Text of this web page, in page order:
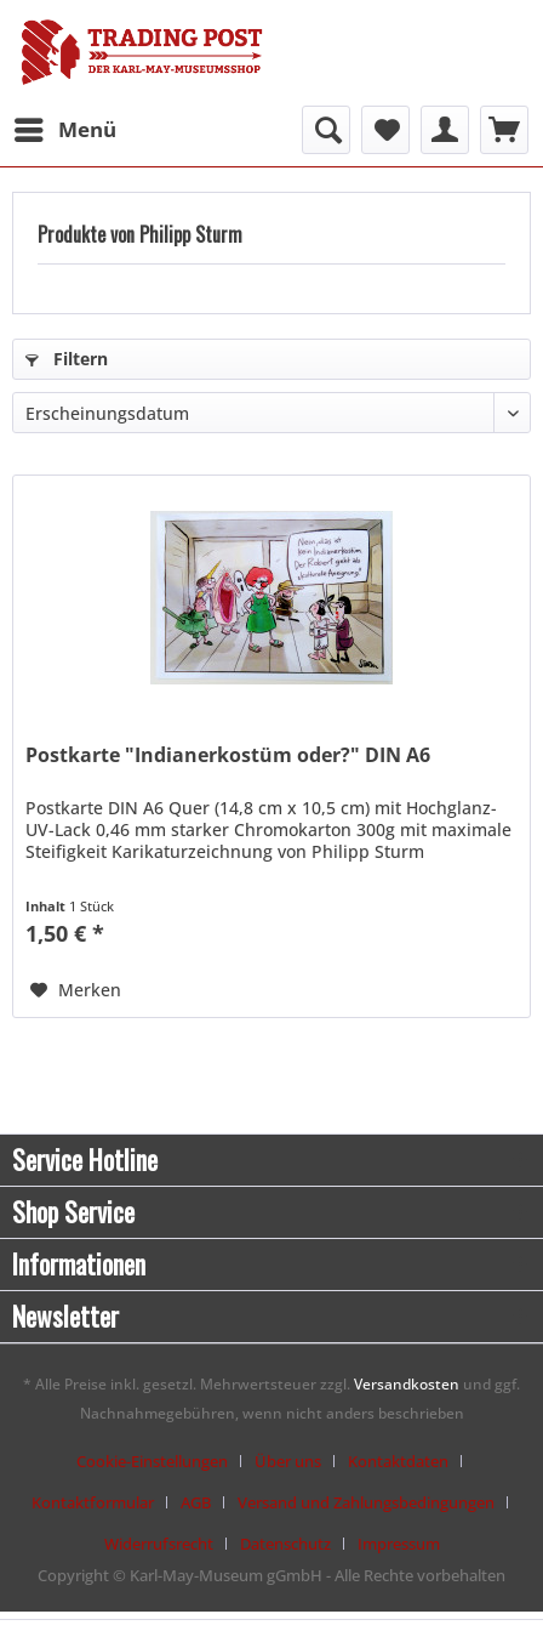
Menü
Produkte von Philipp Sturm
Filtern
Postkarte "Indianerkostüm oder?" DIN A6
Postkarte DIN A6 Quer (14,8 cm x 10,5 cm) mit Hochglanz-
UV-Lack 0,46 mm starker Chromokarton 300g mit maximale
Steifigkeit Karikaturzeichnung von Philipp Sturm
Inhalt 1 Stück
1,50 € *
Merken
Service Hotline
Shop Service
Informationen
Newsletter
* Alle Preise inkl. gesetzl. Mehrwertsteuer zzgl. Versandkosten und ggf.
Nachnahmegebühren, wenn nicht anders beschrieben
Cookie-Einstellungen Über uns
Kontaktdaten
Kontaktformular
AGB
Versand und Zahlungsbedingungen
Widerrufsrecht
Datenschutz
Impressum
Copyright © Karl-May-Museum gGmbH - Alle Rechte vorbehalten